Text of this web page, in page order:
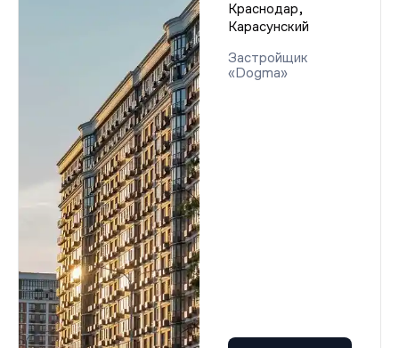
Краснодар,
Карасунский
Застройщик
«Dogma»